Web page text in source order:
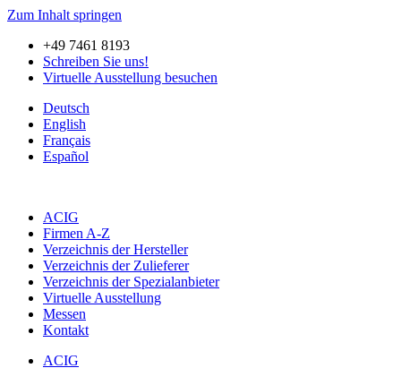
Zum Inhalt springen
+49 7461 8193
Schreiben Sie uns!
Virtuelle Ausstellung besuchen
Deutsch
English
Français
Español
ACIG
Firmen A-Z
Verzeichnis der Hersteller
Verzeichnis der Zulieferer
Verzeichnis der Spezialanbieter
Virtuelle Ausstellung
Messen
Kontakt
ACIG